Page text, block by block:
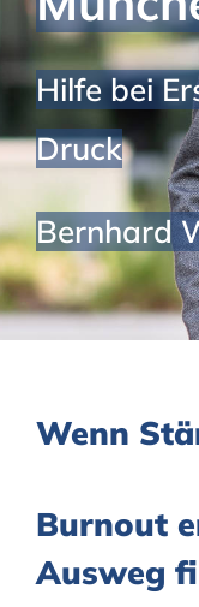
Hilfe bei
Druck
Bernhard
Wenn
Burnout
Ausweg